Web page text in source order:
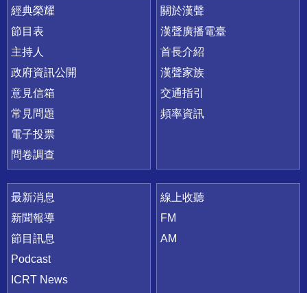
快速連結
經典榮耀
節目表
主持人
政府資訊公開
意見信箱
常見問題
電子投票
問卷調查
關於漢聲
漢聲廣播電臺
首長介紹
漢聲家族
交通指引
頻率資訊
最新消息
新聞報導
節目訊息
Podcast
ICRT News
線上收聽
FM
AM